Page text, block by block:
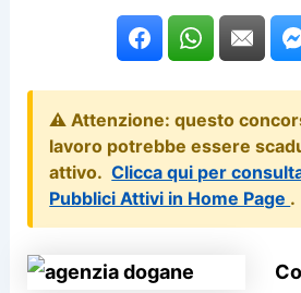
⚠️ Attenzione: questo
lavoro potrebbe essere
attivo. Clicca qui per
Pubblici Attivi in Home Page .